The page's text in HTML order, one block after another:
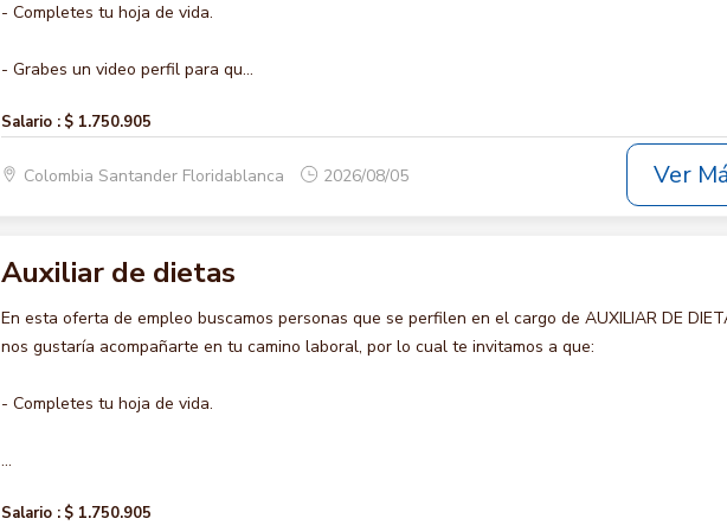
- Completes tu hoja de vida.
- Grabes un video perfil para qu...
Salario : $ 1.750.905
Colombia Santander Floridablanca 2026/08/05 Ver
Auxiliar de dietas
En esta oferta de empleo buscamos personas que se perfilen en el cargo de AUXILIAR DE
nos gustaría acompañarte en tu camino laboral, por lo cual te invitamos a que:
- Completes tu hoja de vida.
...
Salario : $ 1.750.905